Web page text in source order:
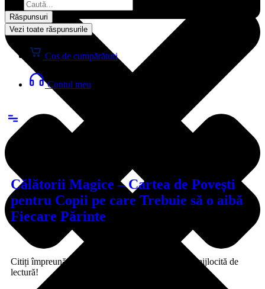
Răspunsuri
Vezi toate răspunsurile
Coș de cumpărături
Contul meu
Călătorii Magice – Cartea de Povești
pentru Copii pe care Trebuie să o aibă
Fiecare Părinte
Citiți împreună și bucurați-vă de călătoria magică mijlocită de
lectură!